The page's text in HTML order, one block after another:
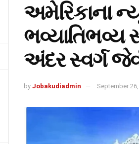
અમેરિકાના
ભવ્યાતિભવ્ય
અંદર સ્વર્ગ
by Jobakudiadmin September